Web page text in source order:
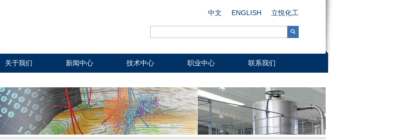
中文 ENGLISH 立悦化工
关于我们 新闻中心 技术中心 职业中心 联系我们